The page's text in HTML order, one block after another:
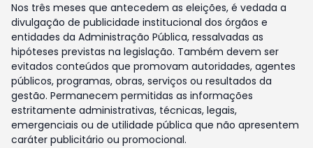
Nos três meses que antecedem as eleições, é vedada a
divulgação de publicidade institucional dos órgãos e
entidades da Administração Pública, ressalvadas as
hipóteses previstas na legislação. Também devem ser
evitados conteúdos que promovam autoridades, agentes
públicos, programas, obras, serviços ou resultados da
gestão. Permanecem permitidas as informações
estritamente administrativas, técnicas, legais,
emergenciais ou de utilidade pública que não apresentem
caráter publicitário ou promocional.